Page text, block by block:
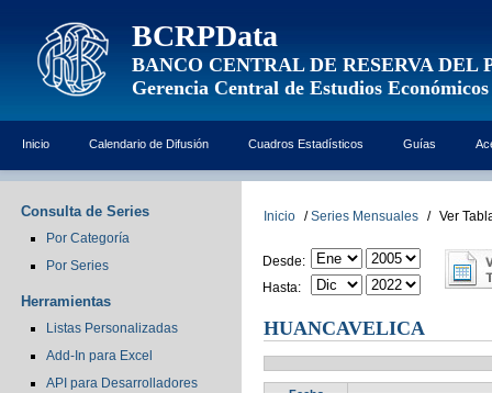
BCRPData
BANCO CENTRAL DE RESERVA DEL
Gerencia Central de Estudios Económicos
Inicio Calendario de Difusión Cuadros Estadísticos Guías
Consulta de Series
Por Categoría
Por Series
Herramientas
Listas Personalizadas
Add-In para Excel
API para Desarrolladores
Inicio / Series Mensuales / Ver
Desde:
Hasta:
HUANCAVELICA